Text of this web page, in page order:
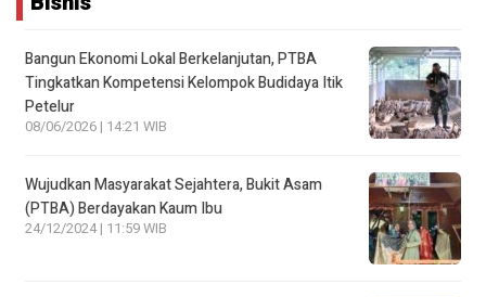
Bangun Ekonomi Lokal Berkelanjutan, PTBA
Tingkatkan Kompetensi Kelompok Budidaya Itik
Petelur
08/06/2026 | 14:21 WIB
Wujudkan Masyarakat Sejahtera, Bukit Asam
(PTBA) Berdayakan Kaum Ibu
24/12/2024 | 11:59 WIB